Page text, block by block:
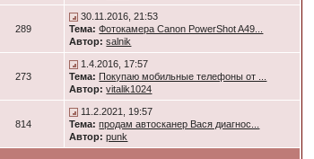
289
30.11.2016, 21:53
Тема: Фотокамера Canon PowerShot A49...
Автор: salnik
273
1.4.2016, 17:57
Тема: Покупаю мобильные телефоны от ...
Автор: vitalik1024
814
11.2.2021, 19:57
Тема: продам автосканер Вася диагнос...
Автор: punk